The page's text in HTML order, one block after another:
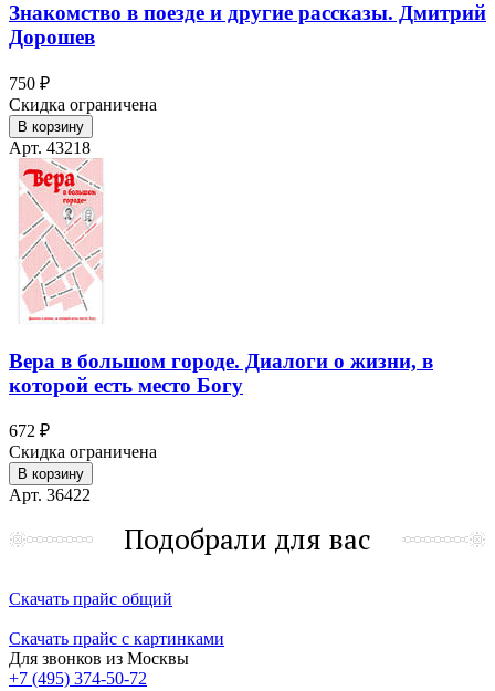
Знакомство в поезде и другие рассказы. Дмитрий
Дорошев
750 ₽
Скидка ограничена
В корзину
Арт. 43218
Вера в большом городе. Диалоги о жизни, в
которой есть место Богу
672 ₽
Скидка ограничена
В корзину
Арт. 36422
Подобрали для вас
Скачать прайс общий
Скачать прайс с картинками
Для звонков из Москвы
+7 (495) 374-50-72